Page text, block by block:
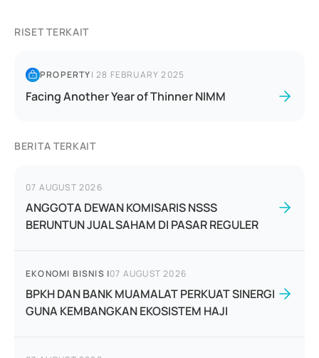
RISET TERKAIT
PROPERTY|28 FEBRUARY 2025
Facing Another Year of Thinner NIMM
BERITA TERKAIT
07 AUGUST 2026
ANGGOTA DEWAN KOMISARIS NSSS
BERUNTUN JUAL SAHAM DI PASAR REGULER
EKONOMI BISNIS |07 AUGUST 2026
BPKH DAN BANK MUAMALAT PERKUAT SINERGI
GUNA KEMBANGKAN EKOSISTEM HAJI